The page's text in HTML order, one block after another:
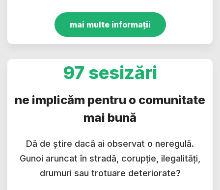
mai multe informații
97 sesizări
ne implicăm pentru o comunitate
mai bună
Dă de știre dacă ai observat o neregulă.
Gunoi aruncat în stradă, corupție, ilegalități,
drumuri sau trotuare deteriorate?